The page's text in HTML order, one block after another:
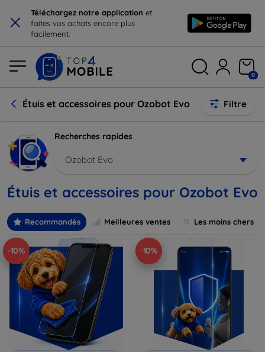
× Téléchargez notre application et
faites vos achats encore plus
facilement.
0
Étuis et accessoires pour Ozobot Evo Filtre
Recherches rapides
Ozobot Evo
Étuis et accessoires pour Ozobot Evo
Recommandés Meilleures ventes Les moins chers
-10% -10%